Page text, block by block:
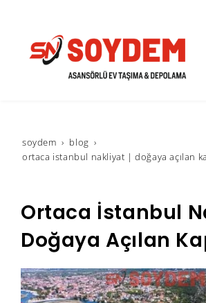
soydem
blog
ortaca i̇stanbul nakliyat | doğaya açılan
Ortaca İstanbul
Doğaya Açılan